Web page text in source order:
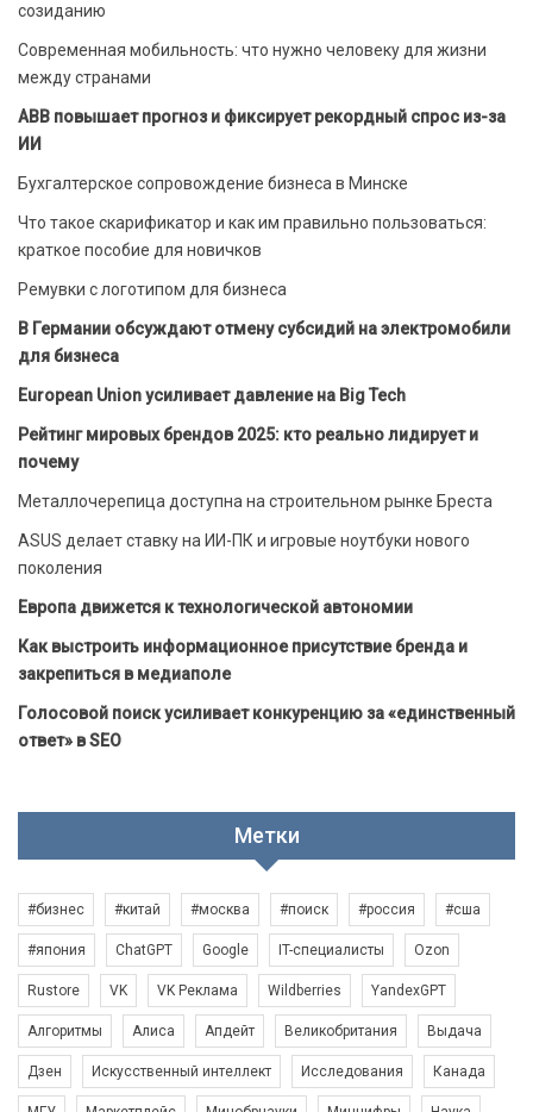
созиданию
Современная мобильность: что нужно человеку для жизни
между странами
ABB повышает прогноз и фиксирует рекордный спрос из-за
ИИ
Бухгалтерское сопровождение бизнеса в Минске
Что такое скарификатор и как им правильно пользоваться:
краткое пособие для новичков
Ремувки с логотипом для бизнеса
В Германии обсуждают отмену субсидий на электромобили
для бизнеса
European Union усиливает давление на Big Tech
Рейтинг мировых брендов 2025: кто реально лидирует и
почему
Металлочерепица доступна на строительном рынке Бреста
ASUS делает ставку на ИИ-ПК и игровые ноутбуки нового
поколения
Европа движется к технологической автономии
Как выстроить информационное присутствие бренда и
закрепиться в медиаполе
Голосовой поиск усиливает конкуренцию за «единственный
ответ» в SEO
Метки
#бизнес #китай #москва #поиск #россия #сша
#япония ChatGPT Google IT-специалисты Ozon
Rustore VK VK Реклама Wildberries YandexGPT
Алгоритмы Алиса Апдейт Великобритания Выдача
Дзен Искусственный интеллект Исследования Канада